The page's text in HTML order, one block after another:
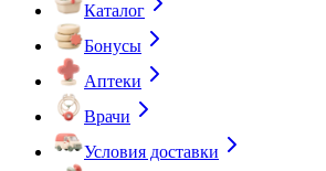
Каталог
Бонусы
Аптеки
Врачи
Условия доставки